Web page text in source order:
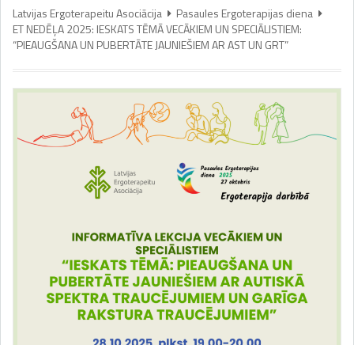
Latvijas Ergoterapeitu Asociācija
Pasaules Ergoterapijas diena
ET NEDĒĻA 2025: IESKATS TĒMĀ VECĀKIEM UN SPECIĀLISTIEM:
“PIEAUGŠANA UN PUBERTĀTE JAUNIEŠIEM AR AST UN GRT”